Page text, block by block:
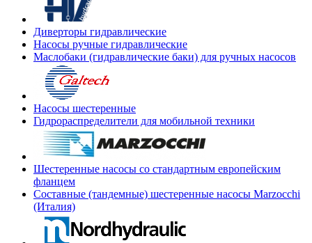
Диверторы гидравлические
Насосы ручные гидравлические
Маслобаки (гидравлические баки) для ручных насосов
Насосы шестеренные
Гидрораспределители для мобильной техники
Шестеренные насосы со стандартным европейским
фланцем
Составные (тандемные) шестеренные насосы Marzocchi
(Италия)